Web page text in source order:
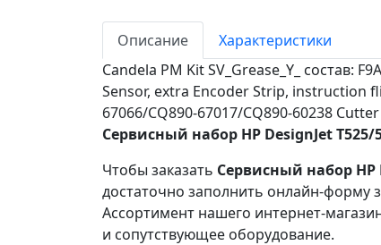
Описание
Характеристики
Candela PM Kit SV_Grease_Y_ состав:
Sensor, extra Encoder Strip, instruction
67066/CQ890-67017/CQ890-60238
Сервисный набор HP DesignJet T525/
Чтобы заказать Сервисный набор HP
достаточно заполнить онлайн-форму
Ассортимент нашего интернет-
и сопутствующее оборудование.